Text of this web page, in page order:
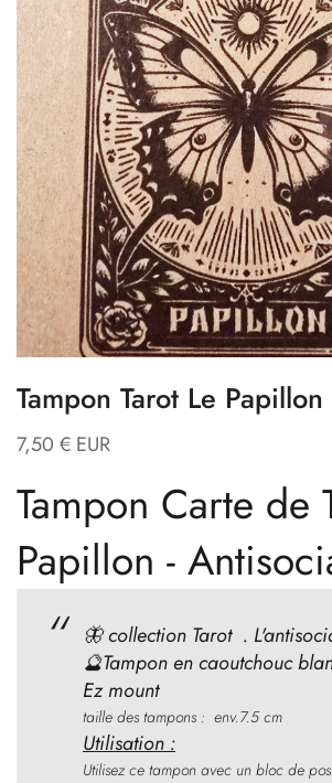
Tampon Tarot Le
7,50 € EUR
Tampon Carte de
Papillon -
🦋 collection Tarot .
🔮Tampon en caoutchouc
Ez mount
taille des tampons : env.7.5 cm
Utilisation :
Utilisez ce tampon avec un bloc de